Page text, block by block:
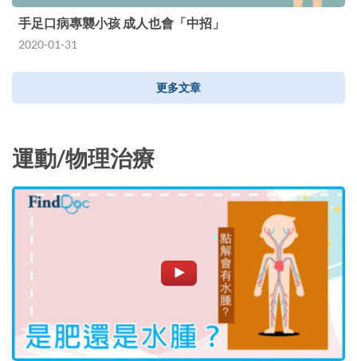
手足口病專襲小孩 成人也會「中招」
2020-01-31
更多文章
運動/物理治療